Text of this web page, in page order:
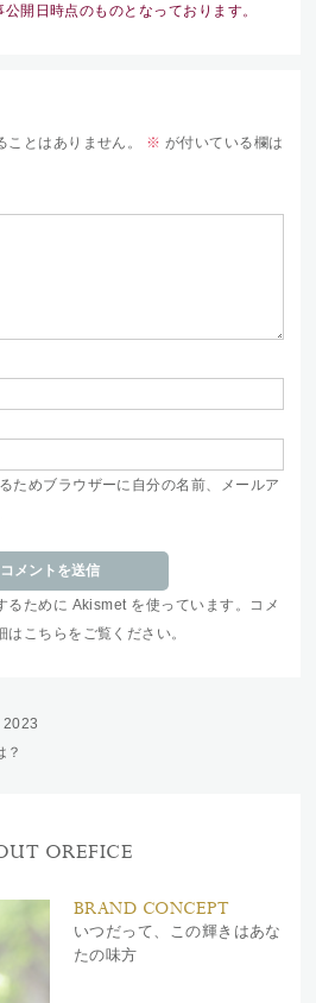
開日時点のものとなっております。
とはありません。
※ が付いている欄は
ためブラウザーに自分の名前、メールア
ために Akismet を使っています。
コメ
はこちらをご覧ください。
2023
？
OREFICE
BRAND CONCEPT
いつだって、この輝きはあな
たの味方